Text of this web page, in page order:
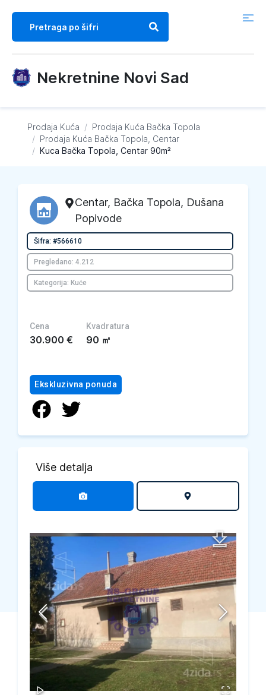
Nekretnine Novi Sad
Prodaja Kuća / Prodaja Kuća Bačka Topola
/ Prodaja Kuća Bačka Topola, Centar
/ Kuca Bačka Topola, Centar 90m²
Centar, Bačka Topola, Dušana
Popivode
Šifra: #566610
Pregledano: 4.212
Kategorija: Kuće
Cena
30.900 €
Kvadratura
90 ㎡
Ekskluzivna ponuda
Više detalja